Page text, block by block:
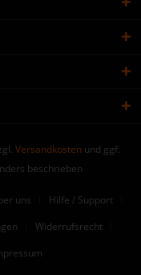
Versandkosten und ggf.
beschrieben
uns
Hilfe / Support
Widerrufsrecht